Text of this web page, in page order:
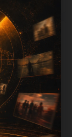
主关键词、栏
图片，将使用
为空、正文摘
队列。本页还
个入口跳转到
留时间和页面